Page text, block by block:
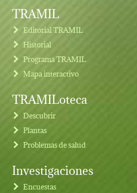
Footer menu
TRAMIL
Editorial TRAMIL
Historial
Programa TRAMIL
Mapa interactivo
TRAMILoteca
Descubrir
Plantas
Problemas de salud
Investigaciones
Encuestas